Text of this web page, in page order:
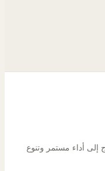
إلى أداء مستمر وتنوع